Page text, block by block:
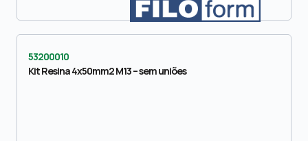
53200010
Kit Resina 4x50mm2 M13 – sem uniões